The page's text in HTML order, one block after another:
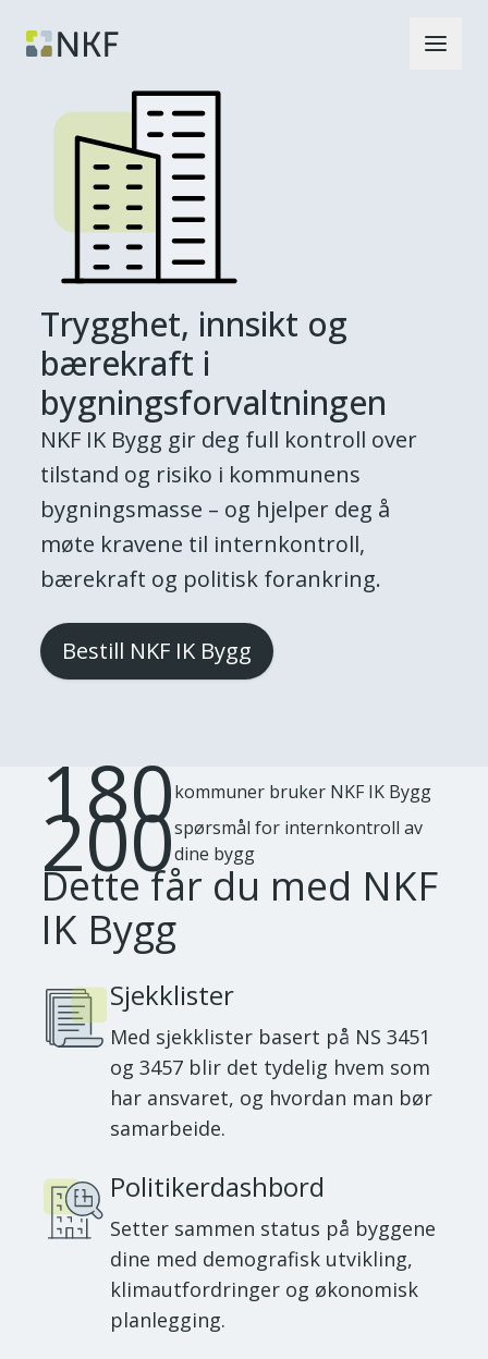
Trygghet, innsikt og
bærekraft i
bygningsforvaltningen
NKF IK Bygg gir deg full kontroll over
tilstand og risiko i kommunens
bygningsmasse – og hjelper deg å
møte kravene til internkontroll,
bærekraft og politisk forankring.
Bestill NKF IK Bygg
180kommuner bruker NKF IK Bygg
200spørsmål for internkontroll av
dine bygg
Dette får du med NKF
IK Bygg
Sjekklister
Med sjekklister basert på NS 3451
og 3457 blir det tydelig hvem som
har ansvaret, og hvordan man bør
samarbeide.
Politikerdashbord
Setter sammen status på byggene
dine med demografisk utvikling,
klimautfordringer og økonomisk
planlegging.